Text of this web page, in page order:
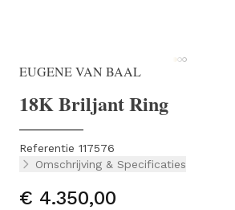
EUGENE VAN BAAL
18K Briljant Ring
Referentie 117576
Omschrijving & Specificaties
€ 4.350,00